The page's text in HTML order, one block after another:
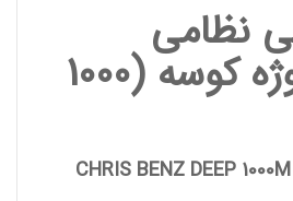
نظامی
کوسه (1000
CHRIS BENZ DEEP